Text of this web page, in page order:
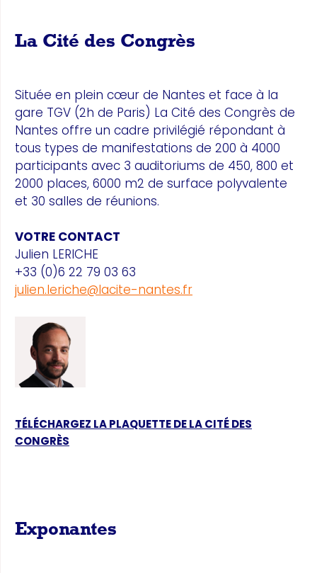
La Cité des Congrès
Située en plein cœur de Nantes et face à la
gare TGV (2h de Paris) La Cité des Congrès de
Nantes offre un cadre privilégié répondant à
tous types de manifestations de 200 à 4000
participants avec 3 auditoriums de 450, 800 et
2000 places, 6000 m2 de surface polyvalente
et 30 salles de réunions.
VOTRE CONTACT
Julien LERICHE
+33 (0)6 22 79 03 63
julien.leriche@lacite-nantes.fr
TÉLÉCHARGEZ LA PLAQUETTE DE LA CITÉ DES
CONGRÈS
Exponantes